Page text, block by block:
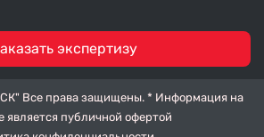
экспертизу
Все права защищены. * Информация на
является публичной офертой